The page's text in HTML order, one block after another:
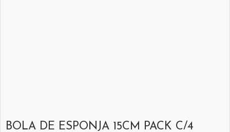
BOLA DE ESPONJA 15CM PACK C/4